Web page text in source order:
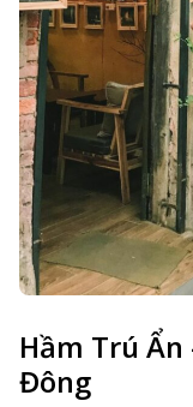
Hầm Trú
Đông